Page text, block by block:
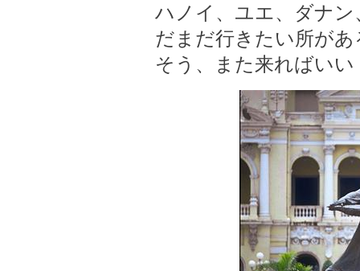
ハノイ、ユエ、ダナン
だまだ行きたい所があ
そう、また来ればい